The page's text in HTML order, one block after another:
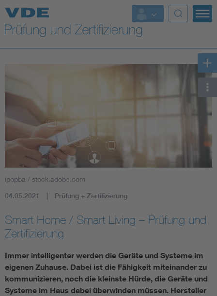
Top Themen
Fokusthemen
AI & Digital Trust
Health
Mobility
Assisted Living
Electromobility
Energy efficiency
ipopba / stock.adobe.com
04.05.2021 Prüfung + Zertifizierung
Smart Home / Smart Living – Prüfung und
Zertifizierung
Immer intelligenter werden die Geräte und Systeme im
eigenen Zuhause. Dabei ist die Fähigkeit miteinander zu
kommunizieren, noch die kleinste Hürde, die Geräte und
Systeme im Haus dabei überwinden müssen. Hersteller